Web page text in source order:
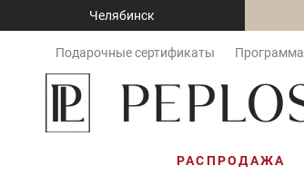
Челябинск
Подарочные сертификаты
РАСПРОДАЖА